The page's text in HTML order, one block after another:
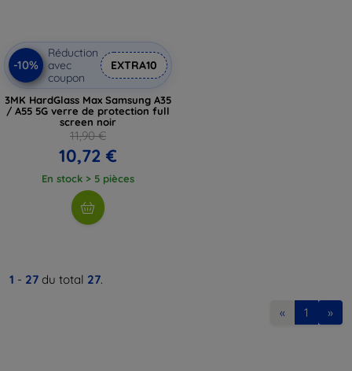
-10%
Réduction
avec
coupon
EXTRA10
3MK HardGlass Max Samsung A35
/ A55 5G verre de protection full
screen noir
11,90 €
10,72 €
En stock > 5 pièces
1 - 27 du total 27.
« 1 »